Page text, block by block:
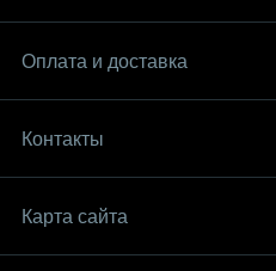
Оплата и доставка
Контакты
Карта сайта